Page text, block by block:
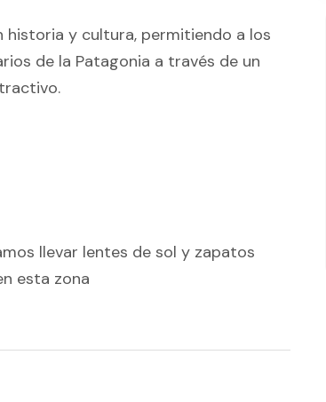
historia y cultura, permitiendo a los
de la Patagonia a través de un
llevar lentes de sol y zapatos
esta zona